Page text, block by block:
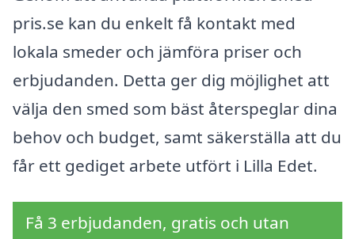
pris.se kan du enkelt få kontakt med
lokala smeder och jämföra priser och
erbjudanden. Detta ger dig möjlighet att
välja den smed som bäst återspeglar dina
behov och budget, samt säkerställa att du
får ett gediget arbete utfört i Lilla Edet.
Få 3 erbjudanden, gratis och utan